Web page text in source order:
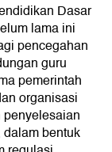
Dasar
lama ini
pencegahan
guru
pemerintah
organisasi
bentuk